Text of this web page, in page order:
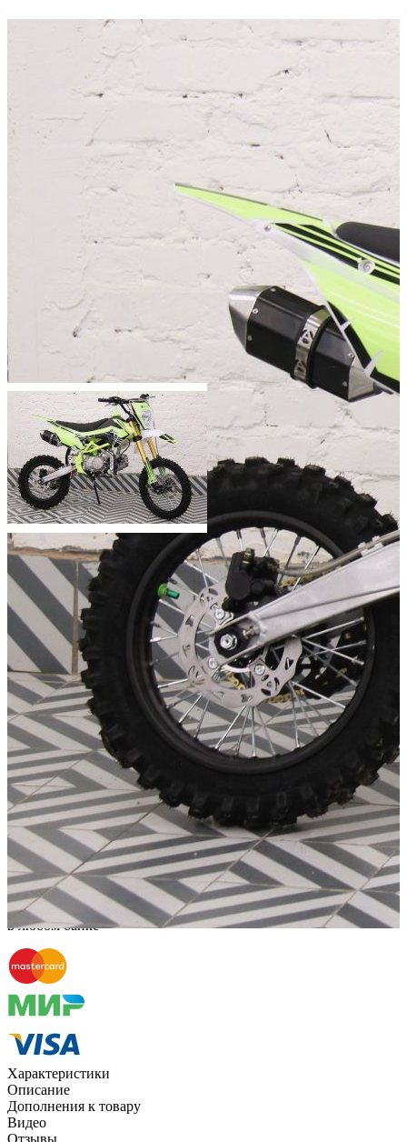
Мощность двигателя (л.с.):
Объём двигателя (куб.см):
Число цилиндров:1
Тип охлаждения:Воздушный
Тип стартера:
электрический
Масса (кг):
Добавить к сравнению
Нет в наличии
Сообщить о наличии
Способы оплаты
Наличными курьеру
Квитанцией
в любом банке
Характеристики
Описание
Дополнения к товару
Видео